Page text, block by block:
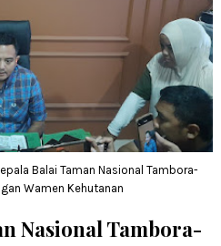
Balai Taman Nasional Tambora-
Wamen Kehutanan
Nasional Tambora-